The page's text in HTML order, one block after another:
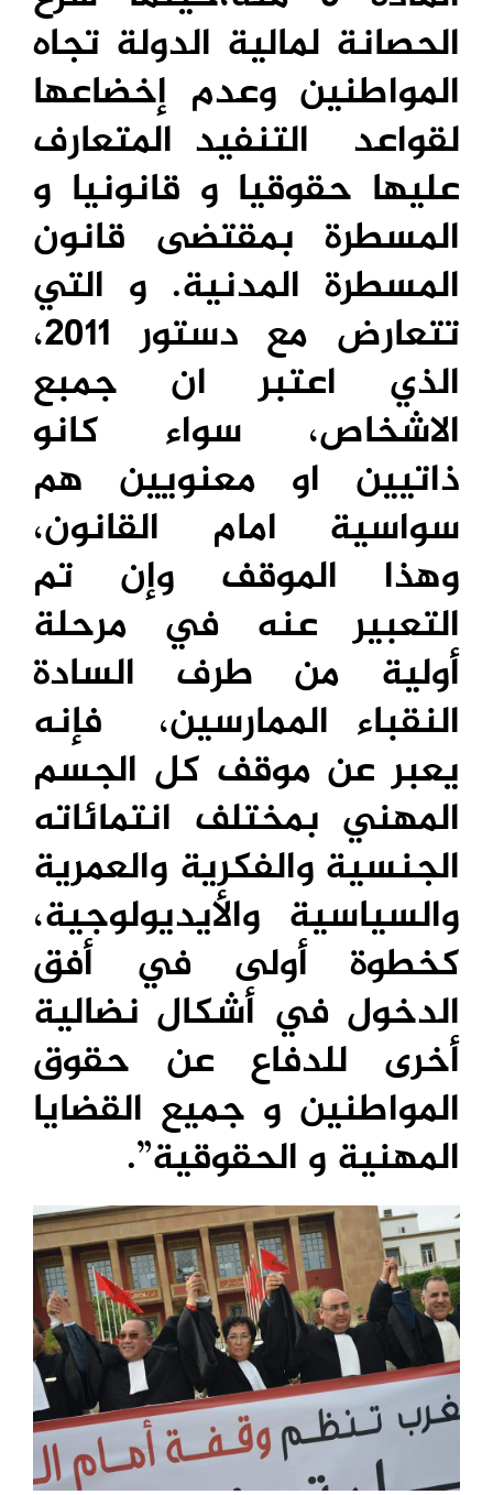
الحصانة لمالية الدولة تجاه
المواطنين وعدم إخضاعها
لقواعد التنفيد المتعارف
عليها حقوقيا و قانونيا و
المسطرة بمقتضى قانون
المسطرة المدنية. و التي
تتعارض مع دستور 2011،
الذي اعتبر ان جمبع
الاشخاص، سواء كانو
ذاتيين او معنويين هم
سواسية امام القانون،
وهذا الموقف وإن تم
التعبير عنه في مرحلة
أولية من طرف السادة
النقباء الممارسين، فإنه
يعبر عن موقف كل الجسم
المهني بمختلف انتمائاته
الجنسية والفكرية والعمرية
والسياسية والأيديولوجية،
كخطوة أولى في أفق
الدخول في أشكال نضالية
أخرى للدفاع عن حقوق
المواطنين و جميع القضايا
المهنية و الحقوقية”.